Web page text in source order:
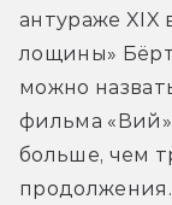
антураже XIX
лощины»
можно
фильма «Вий»
больше, чем
продолжения.